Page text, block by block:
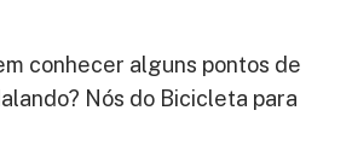
conhecer alguns pontos de
Nós do Bicicleta para